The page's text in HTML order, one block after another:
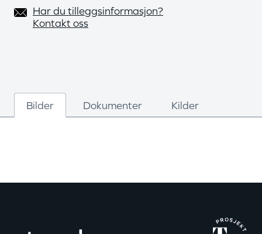
Har du tilleggsinformasjon?
Kontakt oss
Bilder Dokumenter Kilder